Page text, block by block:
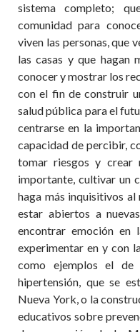
sistema completo;
comunidad para
viven las personas, que
las casas y que hagan
conocer y mostrar los
con el fin de construir
salud pública para el
centrarse en la
capacidad de percibir,
tomar riesgos y crear
importante, cultivar un
haga más inquisitivos
estar abiertos a
encontrar emoción en
experimentar en y con
como ejemplos el
hipertensión, que se
Nueva York, o la
educativos sobre